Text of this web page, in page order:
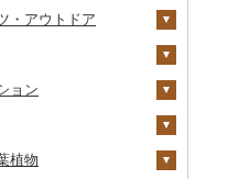
崎牛
リ
の他鮮魚
の他鍋
プ
納豆
腐
ムチ
瓶詰
油
リーブオイル
つ
シング
ン・周辺機器
オーディオ・カメラ
健康家電
品
の他旅行券
券
サウナ・スパ利用
・インテリア
・テーブル
の他家具・インテリ
団
布
ル
の他タオル
・印鑑
ールペン
・アウトドア
ルフボール
ルフウェア
リング
ドア・キャンプ
ケア
顔
プー・リンス
ボディーソープ
ョン
ッグ
ートバッグ・ショル
植物